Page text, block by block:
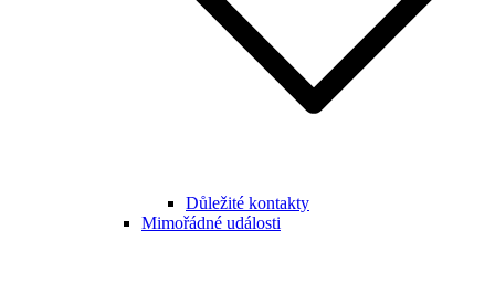
Důležité kontakty
Mimořádné události